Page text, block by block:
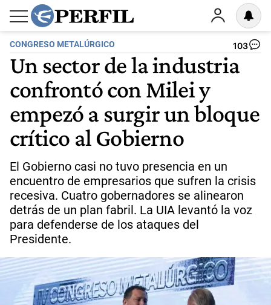
CONGRESO METALÚRGICO 103
Un sector de la industria
confrontó con Milei y
empezó a surgir un bloque
crítico al Gobierno
El Gobierno casi no tuvo presencia en un
encuentro de empresarios que sufren la crisis
recesiva. Cuatro gobernadores se alinearon
detrás de un plan fabril. La UIA levantó la voz
para defenderse de los ataques del
Presidente.